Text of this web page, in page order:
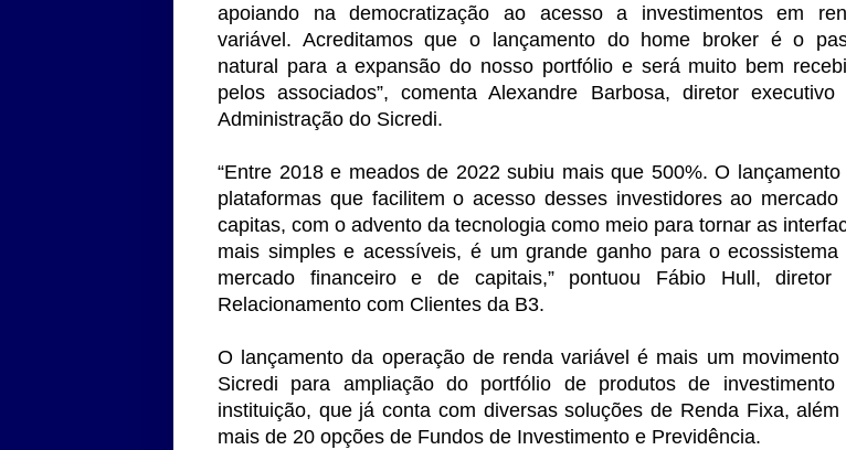
apoiando na democratização ao acesso a investimentos em
variável. Acreditamos que o lançamento do home broker é o
natural para a expansão do nosso portfólio e será muito bem
pelos associados”, comenta Alexandre Barbosa, diretor executivo
Administração do Sicredi.
“Entre 2018 e meados de 2022 subiu mais que 500%. O lançamento
plataformas que facilitem o acesso desses investidores ao mercado
capitas, com o advento da tecnologia como meio para tornar as
mais simples e acessíveis, é um grande ganho para o ecossistema
mercado financeiro e de capitais,” pontuou Fábio Hull, diretor
Relacionamento com Clientes da B3.
O lançamento da operação de renda variável é mais um movimento
Sicredi para ampliação do portfólio de produtos de investimento
instituição, que já conta com diversas soluções de Renda Fixa, além
mais de 20 opções de Fundos de Investimento e Previdência.